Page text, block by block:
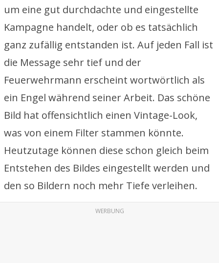
um eine gut durchdachte und eingestellte
Kampagne handelt, oder ob es tatsächlich
ganz zufällig entstanden ist. Auf jeden Fall ist
die Message sehr tief und der
Feuerwehrmann erscheint wortwörtlich als
ein Engel während seiner Arbeit. Das schöne
Bild hat offensichtlich einen Vintage-Look,
was von einem Filter stammen könnte.
Heutzutage können diese schon gleich beim
Entstehen des Bildes eingestellt werden und
den so Bildern noch mehr Tiefe verleihen.
WERBUNG